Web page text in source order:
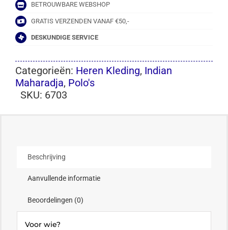
BETROUWBARE WEBSHOP
GRATIS VERZENDEN VANAF €50,-
DESKUNDIGE SERVICE
Categorieën: Heren Kleding, Indian
Maharadja, Polo's
SKU: 6703
Beschrijving
Aanvullende informatie
Beoordelingen (0)
Voor wie?